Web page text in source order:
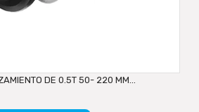
DE 0.5T 50- 220 MM...